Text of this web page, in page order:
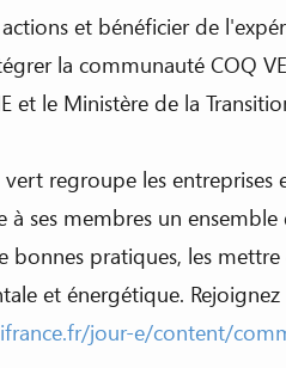
et bénéficier de
la communauté COQ
et le Ministère de la
regroupe les entreprises
ses membres un
bonnes pratiques, les
et énergétique.
jour-e/content/